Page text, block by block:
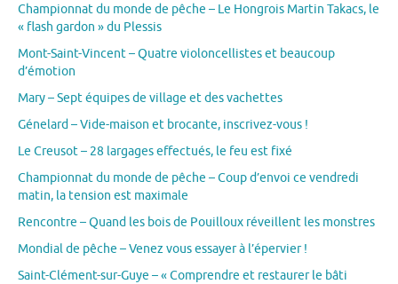
Championnat du monde de pêche – Le Hongrois Martin Takacs, le
« flash gardon » du Plessis
Mont-Saint-Vincent – Quatre violoncellistes et beaucoup
d’émotion
Mary – Sept équipes de village et des vachettes
Génelard – Vide-maison et brocante, inscrivez-vous !
Le Creusot – 28 largages effectués, le feu est fixé
Championnat du monde de pêche – Coup d’envoi ce vendredi
matin, la tension est maximale
Rencontre – Quand les bois de Pouilloux réveillent les monstres
Mondial de pêche – Venez vous essayer à l’épervier !
Saint-Clément-sur-Guye – « Comprendre et restaurer le bâti